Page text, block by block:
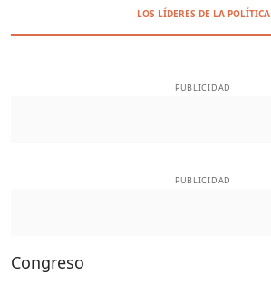
LOS LÍDERES DE LA POLÍTICA
PUBLICIDAD
PUBLICIDAD
Congreso